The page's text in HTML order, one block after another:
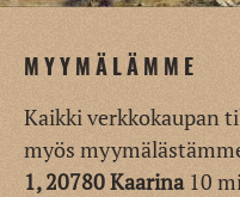
MYYMÄLÄMME
Kaikki verkkokaupan
myös
1, 20780 Kaarina10